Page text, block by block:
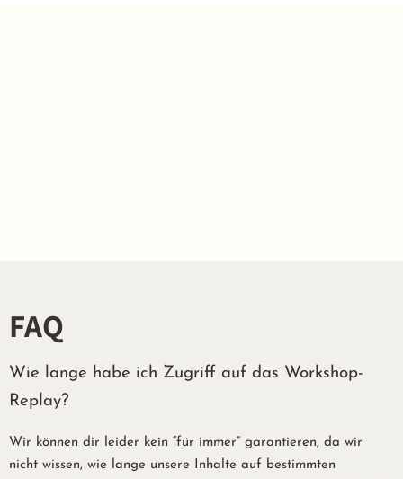
FAQ
Wie lange habe ich Zugriff auf das Workshop-
Replay?
Wir können dir leider kein “für immer” garantieren, da wir
nicht wissen, wie lange unsere Inhalte auf bestimmten